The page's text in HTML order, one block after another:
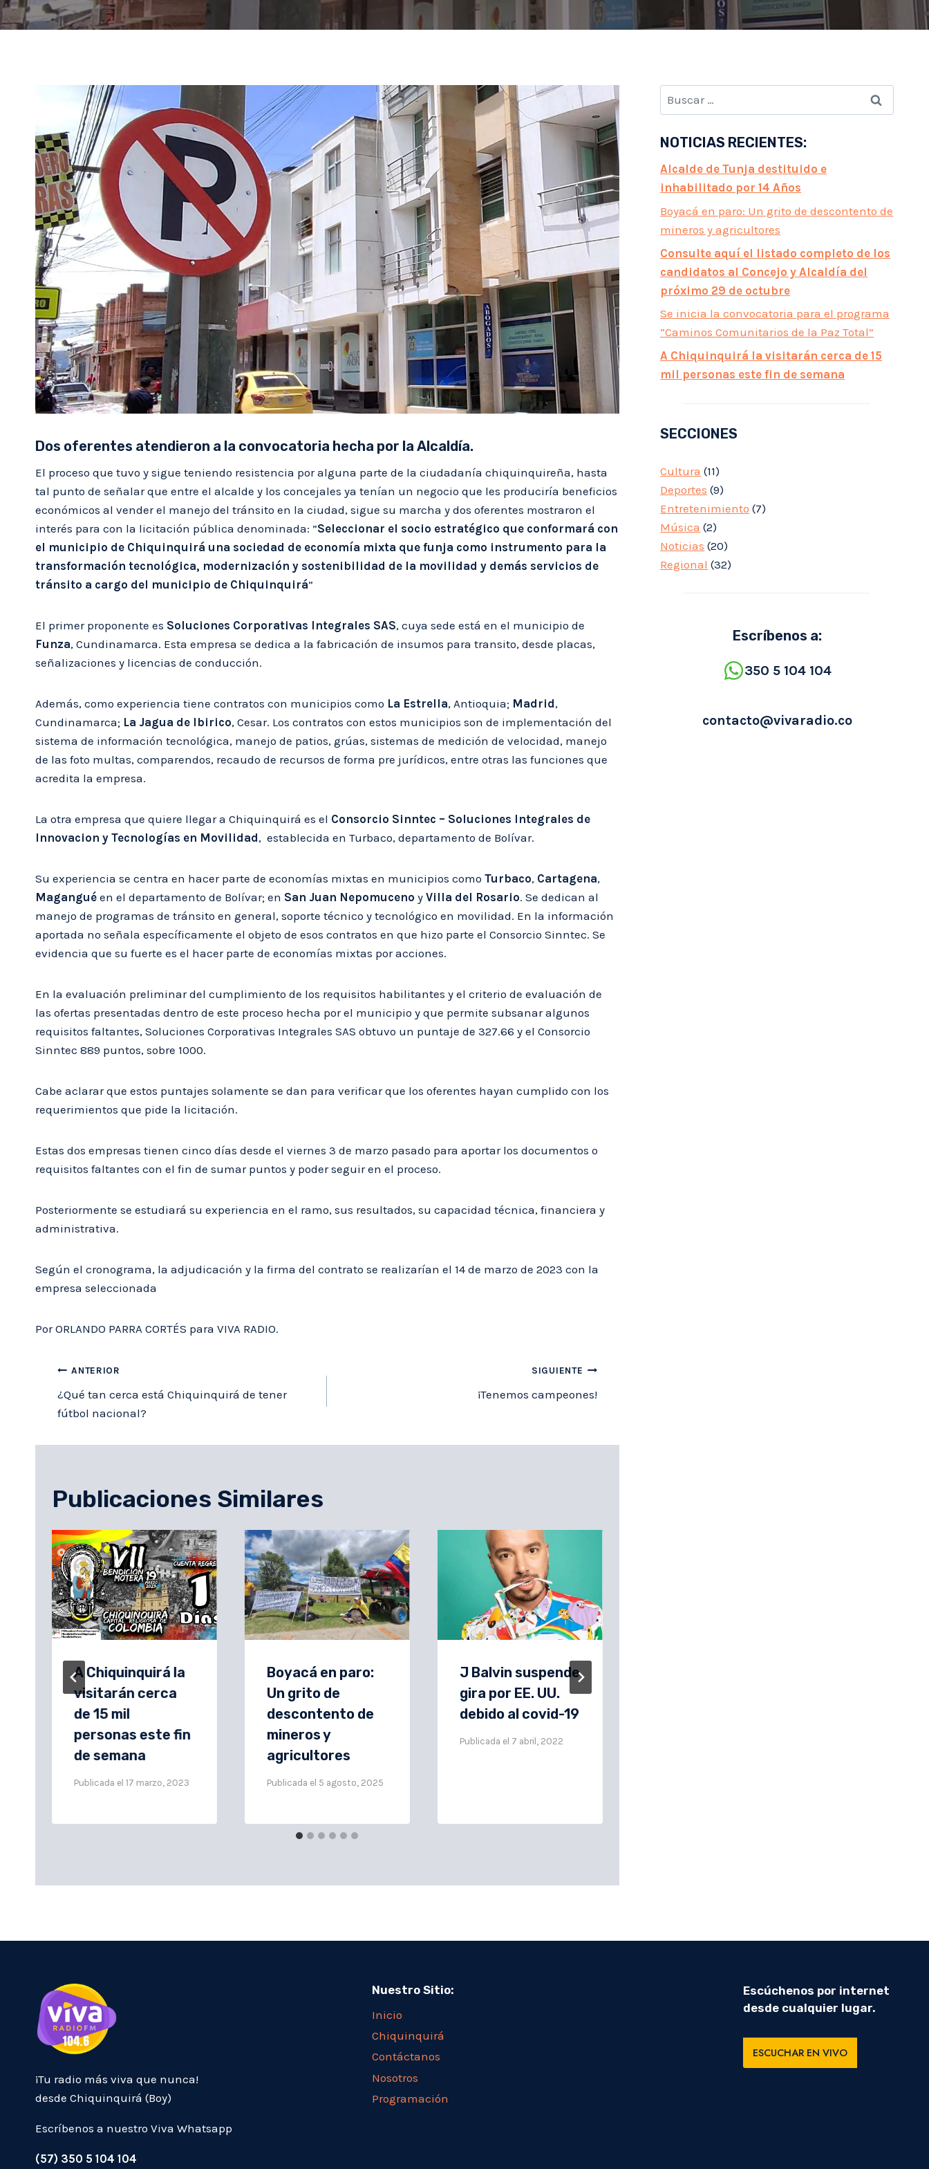
Dos oferentes atendieron a la convocatoria hecha por la Alcaldía.
El proceso que tuvo y sigue teniendo resistencia por alguna parte de la ciudadanía chiquinquireña, hasta
tal punto de señalar que entre el alcalde y los concejales ya tenían un negocio que les produciría beneficios
económicos al vender el manejo del tránsito en la ciudad, sigue su marcha y dos oferentes mostraron el
interés para con la licitación pública denominada: ”Seleccionar el socio estratégico que conformará con
el municipio de Chiquinquirá una sociedad de economía mixta que funja como instrumento para la
transformación tecnológica, modernización y sostenibilidad de la movilidad y demás servicios de
tránsito a cargo del municipio de Chiquinquirá”
El primer proponente es Soluciones Corporativas Integrales SAS, cuya sede está en el municipio de
Funza, Cundinamarca. Esta empresa se dedica a la fabricación de insumos para transito, desde placas,
señalizaciones y licencias de conducción.
Además, como experiencia tiene contratos con municipios como La Estrella, Antioquia; Madrid,
Cundinamarca; La Jagua de Ibirico, Cesar. Los contratos con estos municipios son de implementación del
sistema de información tecnológica, manejo de patios, grúas, sistemas de medición de velocidad, manejo
de las foto multas, comparendos, recaudo de recursos de forma pre jurídicos, entre otras las funciones que
acredita la empresa.
La otra empresa que quiere llegar a Chiquinquirá es el Consorcio Sinntec – Soluciones Integrales de
Innovacion y Tecnologías en Movilidad, establecida en Turbaco, departamento de Bolívar.
Su experiencia se centra en hacer parte de economías mixtas en municipios como Turbaco, Cartagena,
Magangué en el departamento de Bolívar; en San Juan Nepomuceno y Villa del Rosario. Se dedican al
manejo de programas de tránsito en general, soporte técnico y tecnológico en movilidad. En la información
aportada no señala específicamente el objeto de esos contratos en que hizo parte el Consorcio Sinntec. Se
evidencia que su fuerte es el hacer parte de economías mixtas por acciones.
En la evaluación preliminar del cumplimiento de los requisitos habilitantes y el criterio de evaluación de
las ofertas presentadas dentro de este proceso hecha por el municipio y que permite subsanar algunos
requisitos faltantes, Soluciones Corporativas Integrales SAS obtuvo un puntaje de 327.66 y el Consorcio
Sinntec 889 puntos, sobre 1000.
Cabe aclarar que estos puntajes solamente se dan para verificar que los oferentes hayan cumplido con los
requerimientos que pide la licitación.
Estas dos empresas tienen cinco días desde el viernes 3 de marzo pasado para aportar los documentos o
requisitos faltantes con el fin de sumar puntos y poder seguir en el proceso.
Posteriormente se estudiará su experiencia en el ramo, sus resultados, su capacidad técnica, financiera y
administrativa.
Según el cronograma, la adjudicación y la firma del contrato se realizarían el 14 de marzo de 2023 con la
empresa seleccionada
Por ORLANDO PARRA CORTÉS para VIVA RADIO.
Navegación
de
ANTERIOR
¿Qué tan cerca está Chiquinquirá de tener
fútbol nacional?
SIGUIENTE
¡Tenemos campeones!
Publicaciones Similares
A Chiquinquirá la
visitarán cerca
de 15 mil
personas este fin
de semana
Publicada el 17 marzo, 2023
Boyacá en paro:
Un grito de
descontento de
mineros y
agricultores
Publicada el 5 agosto, 2025
J Balvin suspende
gira por EE. UU.
debido al covid-19
Publicada el 7 abril, 2022
Buscar:
NOTICIAS RECIENTES:
Alcalde de Tunja destituido e
inhabilitado por 14 Años
Boyacá en paro: Un grito de descontento de
mineros y agricultores
Consulte aquí el listado completo de los
candidatos al Concejo y Alcaldía del
próximo 29 de octubre
Se inicia la convocatoria para el programa
“Caminos Comunitarios de la Paz Total”
A Chiquinquirá la visitarán cerca de 15
mil personas este fin de semana
SECCIONES
Cultura (11)
Deportes (9)
Entretenimiento (7)
Música (2)
Noticias (20)
Regional (32)
Escríbenos a:
350 5 104 104
contacto@vivaradio.co
¡Tu radio más viva que nunca!
desde Chiquinquirá (Boy)
Escríbenos a nuestro Viva Whatsapp
(57) 350 5 104 104
Nuestro Sitio:
Inicio
Chiquinquirá
Contáctanos
Nosotros
Programación
Escúchenos por internet
desde cualquier lugar.
ESCUCHAR EN VIVO